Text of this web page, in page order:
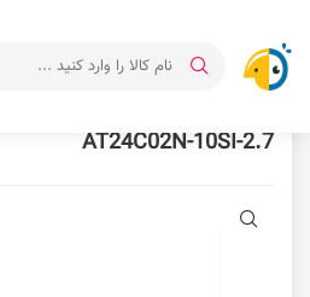
AT24C02N-10SI-2.7